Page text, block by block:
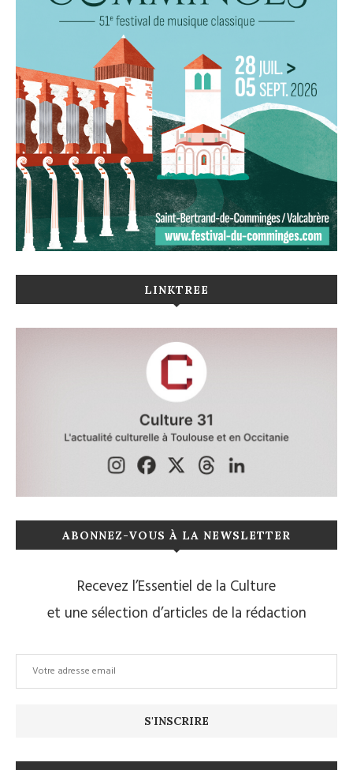
LINKTREE
ABONNEZ-VOUS À LA NEWSLETTER
Recevez l’Essentiel de la Culture
et une sélection d’articles de la rédaction